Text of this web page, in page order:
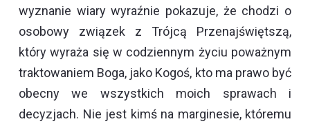
wyznanie wiary wyraźnie pokazuje, że chodzi o
osobowy związek z Trójcą Przenajświętszą,
który wyraża się w codziennym życiu poważnym
traktowaniem Boga, jako Kogoś, kto ma prawo być
obecny we wszystkich moich sprawach i
decyzjach. Nie jest kimś na marginesie, któremu